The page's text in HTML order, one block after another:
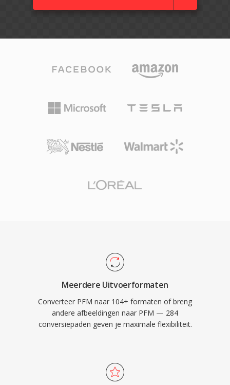
Meerdere Uitvoerformaten
Converteer PFM naar 104+ formaten of breng
andere afbeeldingen naar PFM — 284
conversiepaden geven je maximale flexibiliteit.